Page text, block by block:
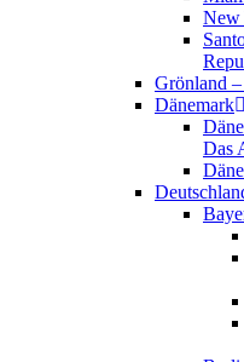
New
Grönland
Dänemark
Das